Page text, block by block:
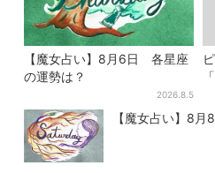
【魔女占い】8月6日 各星座
の運勢は？
2026.8.5
枚
【魔女占い】8